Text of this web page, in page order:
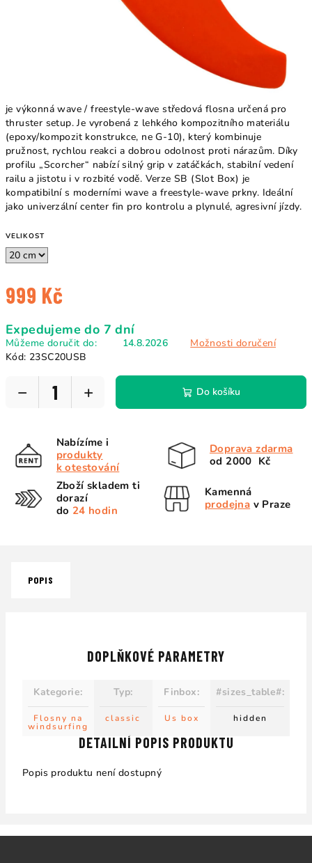
je výkonná wave / freestyle-wave středová flosna určená pro
thruster setup. Je vyrobená z lehkého kompozitního materiálu
(epoxy/kompozit konstrukce, ne G-10), který kombinuje
pružnost, rychlou reakci a dobrou odolnost proti nárazům. Díky
profilu „Scorcher“ nabízí silný grip v zatáčkách, stabilní vedení
railu a jistotu i v rozbité vodě. Verze SB (Slot Box) je
kompatibilní s moderními wave a freestyle-wave prkny. Ideální
jako univerzální center fin pro kontrolu a plynulé, agresivní jízdy.
VELIKOST
999 Kč
cena:
Expedujeme do 7 dní
Můžeme doručit do: 14.8.2026
Možnosti doručení
Kód: 23SC20USB
+
− Do košíku
Nabízíme i
produkty
k otestování
Doprava zdarma
od 2000 Kč
Zboží skladem ti
dorazí
do 24 hodin
Kamenná
prodejna v Praze
POPIS
DETAILNÍ POPIS PRODUKTU
Popis produktu není dostupný
DOPLŇKOVÉ PARAMETRY
Kategorie:
Flosny na
windsurfing
Typ:
classic
Finbox:
Us box
#sizes_table#:
hidden